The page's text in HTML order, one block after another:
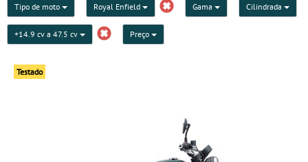
Tipo de moto Royal Enfield Gama Cilindrada
+14.9 cv a 47.5 cv Preço
Testado